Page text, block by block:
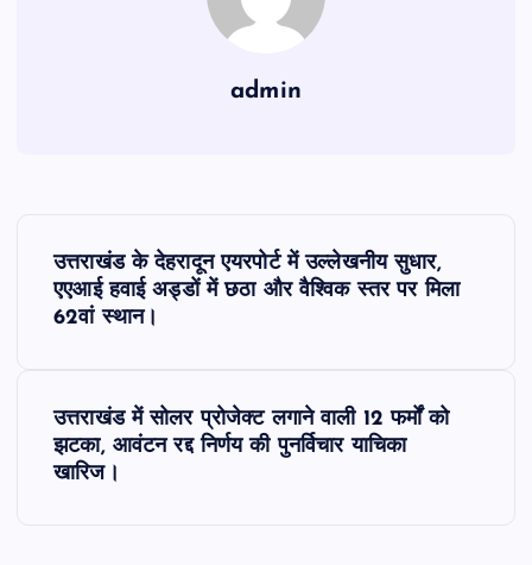
admin
उत्तराखंड के देहरादून एयरपोर्ट में उल्लेखनीय सुधार,
एएआई हवाई अड्डों में छठा और वैश्विक स्तर पर मिला
62वां स्थान।
उत्तराखंड में सोलर प्रोजेक्ट लगाने वाली 12 फर्मों को
झटका, आवंटन रद्द निर्णय की पुनर्विचार याचिका
खारिज।